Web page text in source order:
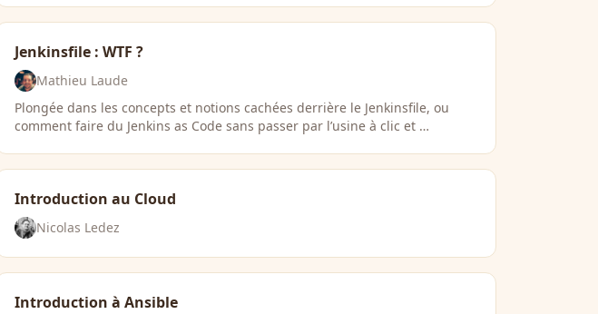
Jenkinsfile : WTF ?
Mathieu Laude
Plongée dans les concepts et notions cachées derrière le Jenkinsfile, ou
comment faire du Jenkins as Code sans passer par l’usine à clic et …
Introduction au Cloud
Nicolas Ledez
Introduction à Ansible